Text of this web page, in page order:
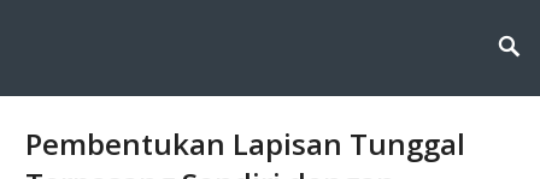
Fyvver: Inovasi dan Edukasi di
Bidang Kimia Lingkungan
Pembentukan Lapisan Tunggal